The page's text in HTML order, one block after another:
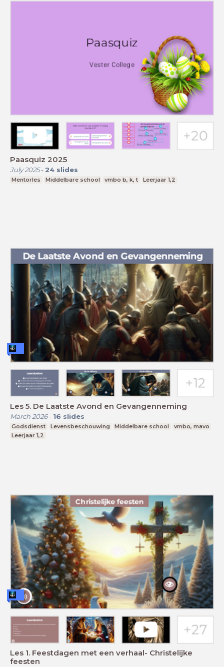
Paasquiz 2025
July 2025- 24 slides
Mentorles Middelbare school vmbo b, k, t Leerjaar 1,2
Les 5. De Laatste Avond en Gevangenneming
March 2026- 16 slides
Godsdienst Levensbeschouwing Middelbare school
vmbo, mavo
Leerjaar 1,2
Les 1. Feestdagen met een verhaal- Christelijke
feesten